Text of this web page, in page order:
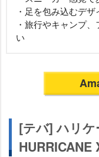
・足を包み込むデ
・旅行やキャンプ
い
[テバ] ハリケ
HURRICANE